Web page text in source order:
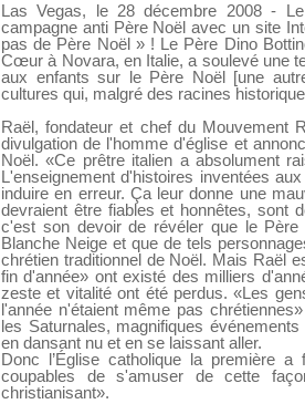
Las Vegas, le 28 décembre 2008 -
campagne anti Père Noël avec un site
pas de Père Noël » ! Le Père Dino
Cœur à Novara, en Italie, a soulevé une
aux enfants sur le Père Noël [une
cultures qui, malgré des racines
Raël, fondateur et chef du Mouvement
divulgation de l'homme d'église et
Noël. «Ce prêtre italien a absolument
L'enseignement d'histoires inventées
induire en erreur. Ça leur donne une
devraient être fiables et honnêtes, sont
c'est son devoir de révéler que le
Blanche Neige et que de tels
chrétien traditionnel de Noël. Mais Raël
fin d'année» ont existé des milliers
zeste et vitalité ont été perdus. «Les
l'année n'étaient même pas
les Saturnales, magnifiques
en dansant nu et en se laissant aller.
Donc l’Église catholique la première
coupables de s'amuser de cette
christianisant».